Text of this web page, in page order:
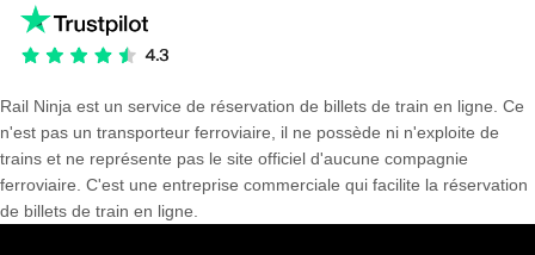
Rail Ninja est un service de réservation de billets de train en ligne. Ce
n'est pas un transporteur ferroviaire, il ne possède ni n'exploite de
trains et ne représente pas le site officiel d'aucune compagnie
ferroviaire. C'est une entreprise commerciale qui facilite la réservation
de billets de train en ligne.